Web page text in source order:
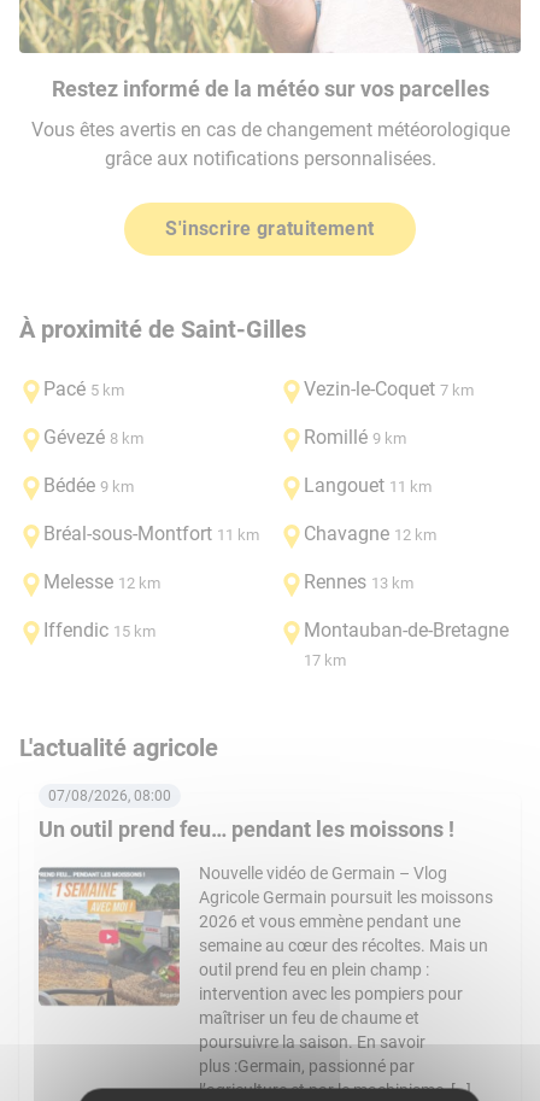
Restez informé de la météo sur vos parcelles
Vous êtes avertis en cas de changement météorologique
grâce aux notifications personnalisées.
S'inscrire gratuitement
À proximité de Saint-Gilles
Pacé 5 km Vezin-le-Coquet 7 km
Gévezé 8 km Romillé 9 km
Bédée 9 km Langouet 11 km
Bréal-sous-Montfort 11 km Chavagne 12 km
Melesse 12 km Rennes 13 km
Iffendic 15 km Montauban-de-Bretagne
17 km
L'actualité agricole
Un outil prend feu… pendant les moissons !
07/08/2026, 08:00
Nouvelle vidéo de Germain – Vlog
Agricole Germain poursuit les moissons
2026 et vous emmène pendant une
semaine au cœur des récoltes. Mais un
outil prend feu en plein champ :
intervention avec les pompiers pour
maîtriser un feu de chaume et
poursuivre la saison. En savoir
plus :Germain, passionné par
l’agriculture et par le machinisme, […]